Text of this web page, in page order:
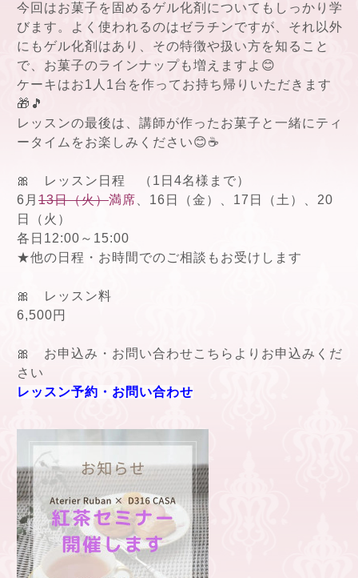
今回はお菓子を固めるゲル化剤についてもしっかり学
びます。よく使われるのはゼラチンですが、それ以外
にもゲル化剤はあり、その特徴や扱い方を知ること
で、お菓子のラインナップも増えますよ😊
ケーキはお1人1台を作ってお持ち帰りいただきます
🎁🎵
レッスンの最後は、講師が作ったお菓子と一緒にティ
ータイムをお楽しみください😊☕
🎀 レッスン日程 （1日4名様まで）
6月 13日（火）満席 、16日（金）、17日（土）、20
日（火）
各日12:00～15:00
★他の日程・お時間でのご相談もお受けします
🎀 レッスン料
6,500円
🎀 お申込み・お問い合わせこちらよりお申込みくだ
さい
レッスン予約・お問い合わせ